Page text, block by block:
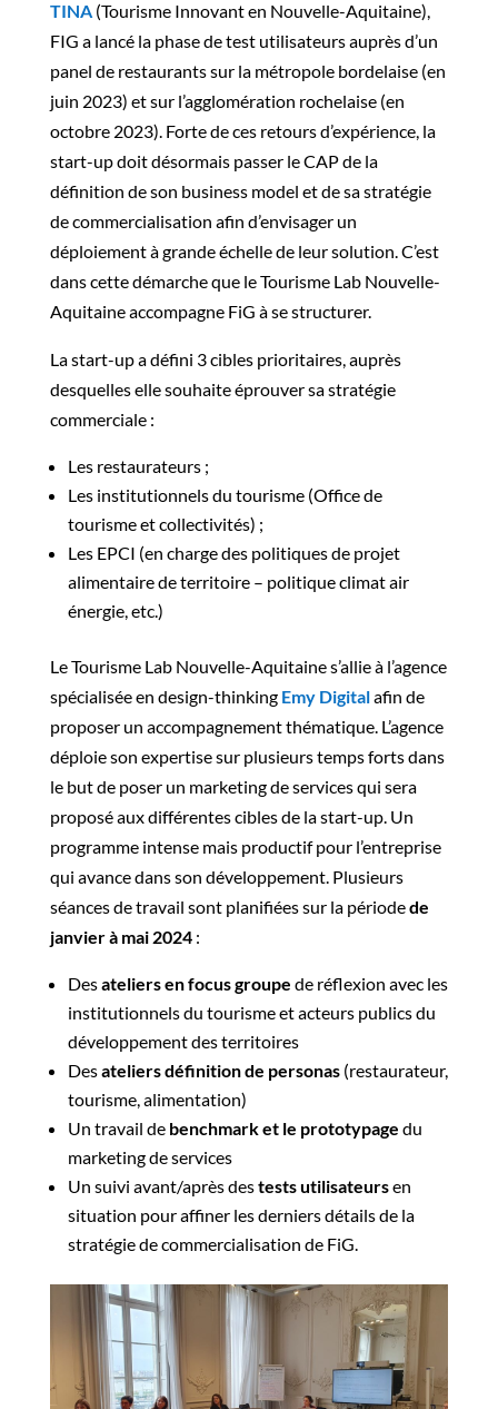
TINA(Tourisme Innovant en Nouvelle-Aquitaine),
FIG a lancé la phase de test utilisateurs auprès d’un
panel de restaurants sur la métropole bordelaise (en
juin 2023) et sur l’agglomération rochelaise (en
octobre 2023). Forte de ces retours d’expérience, la
start-up doit désormais passer le CAP de la
définition de son business model et de sa stratégie
de commercialisation afin d’envisager un
déploiement à grande échelle de leur solution. C’est
dans cette démarche que le Tourisme Lab Nouvelle-
Aquitaine accompagne FiG à se structurer.
La start-up a défini 3 cibles prioritaires, auprès
desquelles elle souhaite éprouver sa stratégie
commerciale :
Les restaurateurs ;
Les institutionnels du tourisme (Office de
tourisme et collectivités) ;
Les EPCI (en charge des politiques de projet
alimentaire de territoire – politique climat air
énergie, etc.)
Le Tourisme Lab Nouvelle-Aquitaine s’allie à l’agence
spécialisée en design-thinking Emy Digitalafin de
proposer un accompagnement thématique. L’agence
déploie son expertise sur plusieurs temps forts dans
le but de poser un marketing de services qui sera
proposé aux différentes cibles de la start-up. Un
programme intense mais productif pour l’entreprise
qui avance dans son développement. Plusieurs
séances de travail sont planifiées sur la périodede
janvier à mai 2024 :
Desateliers en focus groupe de réflexion avec les
institutionnels du tourisme et acteurs publics du
développement des territoires
Desateliers définition de personas(restaurateur,
tourisme, alimentation)
Un travail de benchmark et le prototypage du
marketing de services
Un suivi avant/après destests utilisateursen
situation pour affiner les derniers détails de la
stratégie de commercialisation de FiG.